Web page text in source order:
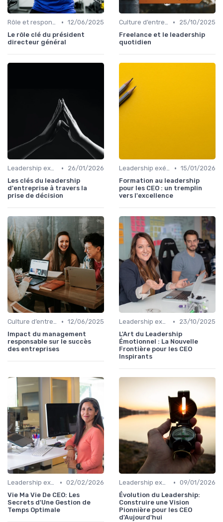
Rôle et responsabilités du CEO • 12/06/2025
Le rôle clé du président
directeur général
Culture d’entreprise & alignement •
25/10/2025
Freelance et le leadership
quotidien
Leadership exécutif & prise de décision •
26/01/2026
Les clés du leadership
d'entreprise à travers la
prise de décision
Leadership exécutif & prise de décision • 15/01/2026
Formation au leadership
pour les CEO : un tremplin
vers l'excellence
Culture d’entreprise & alignement • 12/06/2025
Impact du management
responsable sur le succès
des entreprises
Leadership exécutif & prise de décision •
23/10/2025
L'Art du Leadership
Émotionnel : La Nouvelle
Frontière pour les CEO
Inspirants
Leadership exécutif & prise de décision • 02/02/2026
Vie Ma Vie De CEO: Les
Secrets d'Une Gestion de
Temps Optimale
Leadership exécutif & prise de décision • 09/01/2026
Évolution du Leadership:
Construire une Vision
Pionnière pour les CEO
d'Aujourd'hui